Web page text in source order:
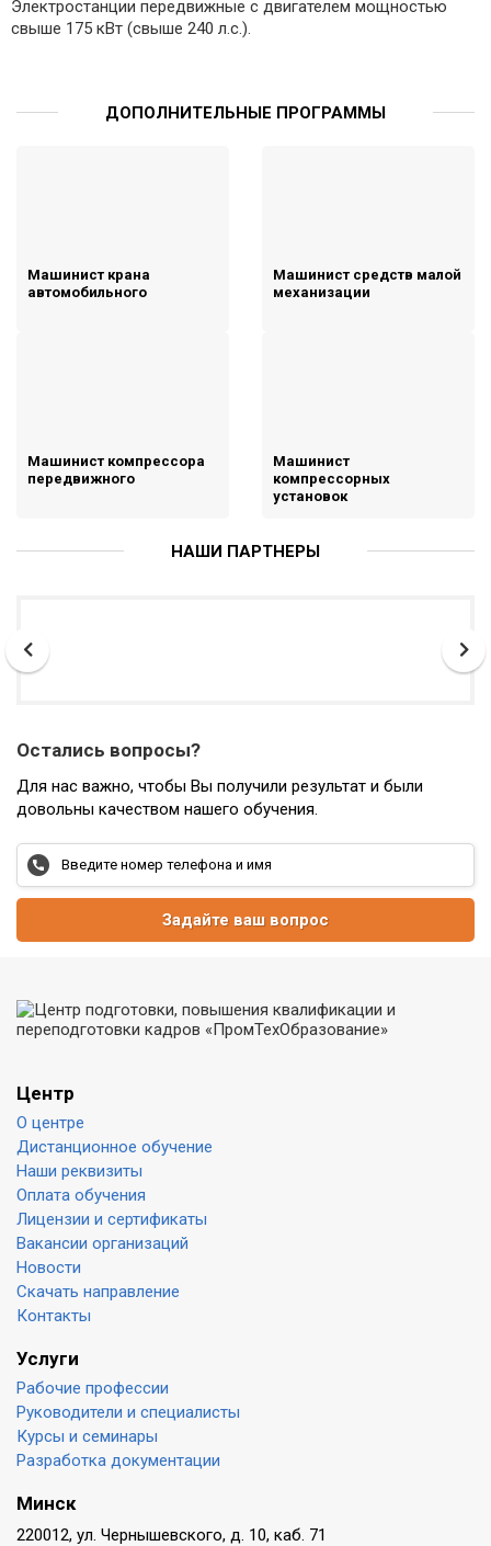
Электростанции передвижные с двигателем мощностью
свыше 175 кВт (свыше 240 л.с.).
ДОПОЛНИТЕЛЬНЫЕ ПРОГРАММЫ
Машинист крана
автомобильного
Машинист средств малой
механизации
Машинист компрессора
передвижного
Машинист
компрессорных
установок
НАШИ ПАРТНЕРЫ
Остались вопросы?
Для нас важно, чтобы Вы получили результат и были
довольны качеством нашего обучения.
Задайте ваш вопрос
Центр
О центре
Дистанционное обучение
Наши реквизиты
Оплата обучения
Лицензии и сертификаты
Вакансии организаций
Новости
Скачать направление
Контакты
Услуги
Рабочие профессии
Руководители и специалисты
Курсы и семинары
Разработка документации
Минск
220012, ул. Чернышевского, д. 10, каб. 71